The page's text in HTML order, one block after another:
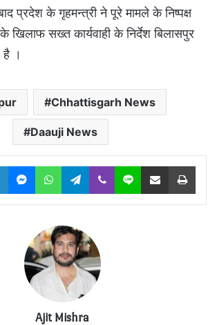
प्रदेश के गृहमन्त्री ने पूरे मामले के निष्पक्ष
खिलाफ सख्त कार्यवाही के निर्देश बिलासपुर
है ।
Chhattisgarh News
Daauji News
LinkedInMessengerWhatsAppTelegram
Viber Line Share via Email Print
Ajit Mishra